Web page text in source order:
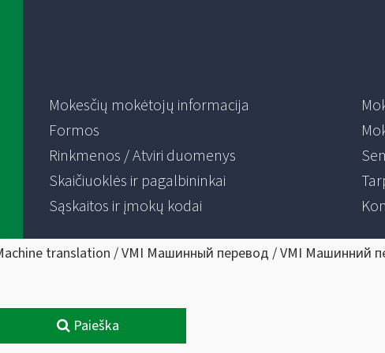
Mokesčių mokėtojų informacija
Formos
Rinkmenos / Atviri duomenys
Skaičiuoklės ir pagalbininkai
Sąskaitos ir įmokų kodai
translation / VMI Машинный перевод / VMI Машинний
Paieška